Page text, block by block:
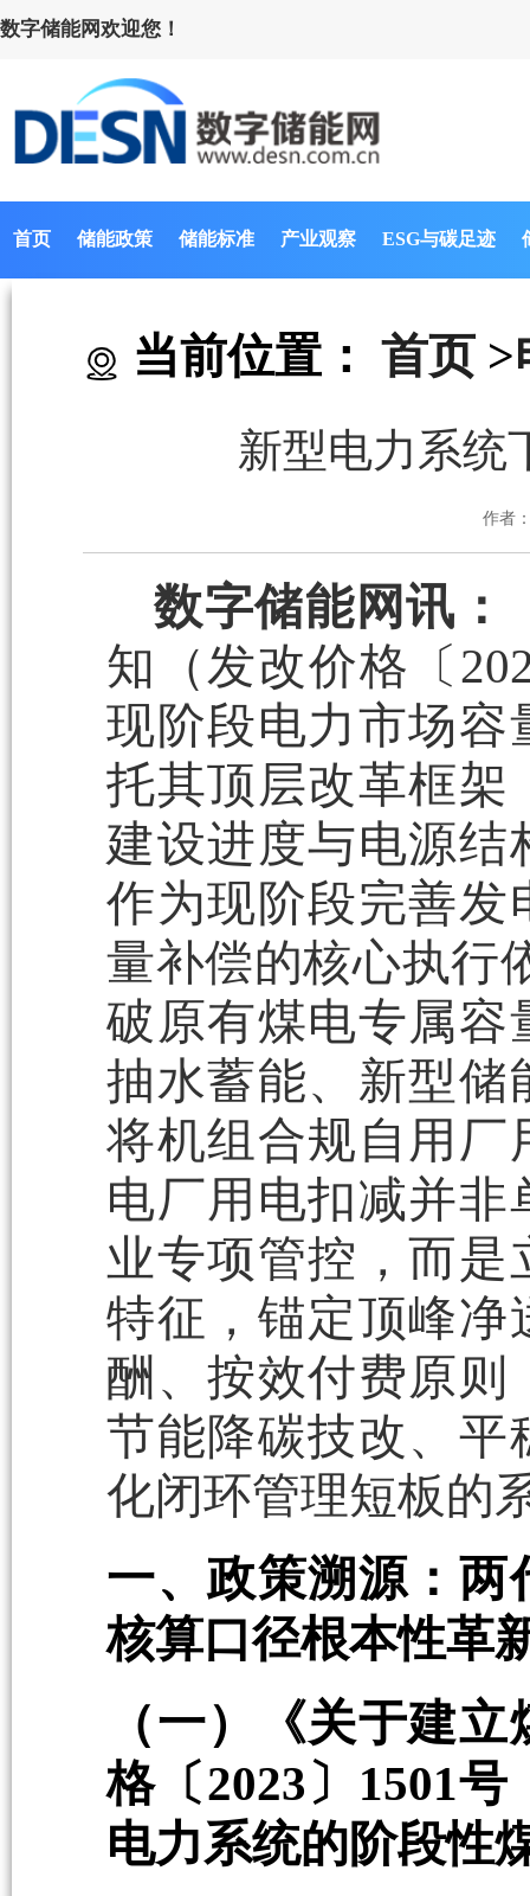
数字储能网欢迎您！
首页 储能政策 储能标准 产业观察 ESG与碳足迹
当前位置： 首页 >
新型电力系统
作者
数字储能网讯：
知（发改价格〔
现阶段电力市场容
托其顶层改革框架
建设进度与电源结
作为现阶段完善发
量补偿的核心执行
破原有煤电专属容
抽水蓄能、新型储
将机组合规自用厂
电厂用电扣减并
业专项管控，而
特征，锚定顶峰净
酬、按效付费原则
节能降碳技改、平
化闭环管理短板的
一、政策溯源：两
核算口径根本性革
（一）《关于建
格〔2023〕1501
电力系统的阶段性